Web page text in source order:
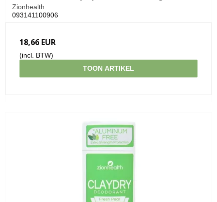
Zionhealth
093141100906
18,66 EUR
(incl. BTW)
TOON ARTIKEL